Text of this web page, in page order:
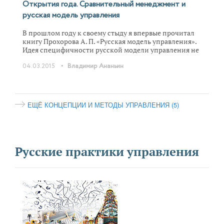
Открытия года. Сравнительный менеджмент и
русская модель управления
В прошлом году к своему стыду я впервые прочитал
книгу Прохорова А. П. «Русская модель управления».
Идея специфичности русской модели управления не
общефилософских и культурных рассуждений.
доказать на фактах и проанализировать особенности
русского управления. В области управления с такой
работой мне довелось встретиться впервые.
04.03.2015 • Владимир Ананьин
ЕЩЁ КОНЦЕПЦИИ И МЕТОДЫ УПРАВЛЕНИЯ (5)
Русские практики управления